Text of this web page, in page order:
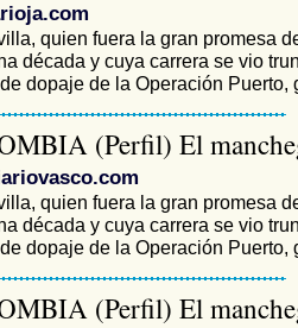
quien fuera la gran promesa
década y cuya carrera se vio
dopaje de la Operación Puerto,
(Perfil) El
quien fuera la gran promesa
década y cuya carrera se vio
dopaje de la Operación Puerto,
(Perfil) El